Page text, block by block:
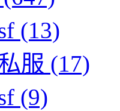
(13)
服 (17)
(9)